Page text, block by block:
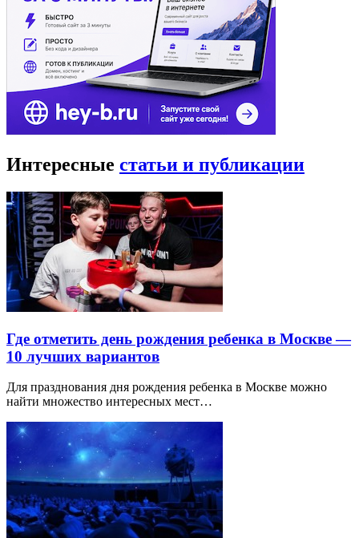
Интересные статьи и публикации
Где отметить день рождения ребенка в Москве —
10 лучших вариантов
Для празднования дня рождения ребенка в Москве можно
найти множество интересных мест…